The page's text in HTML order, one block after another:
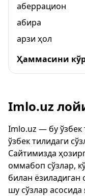
аберрацион
абира
арзи ҳол
Ҳаммасини
Imlo.uz
Imlo.uz — бу ўзбек
ўзбек тилидаги
Сайтимизда
оммабоп сўзлар,
билан
шу сўзлар